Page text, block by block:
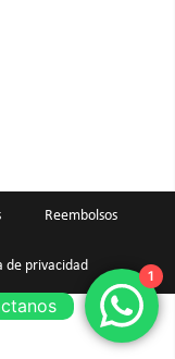
Reembolsos
de privacidad
1